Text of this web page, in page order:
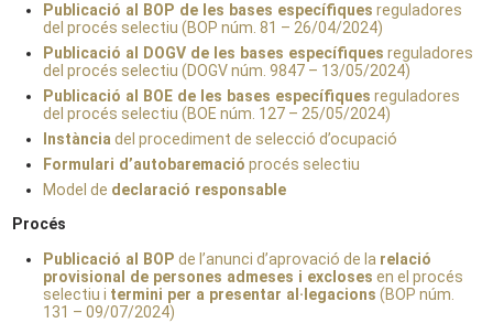
Publicació al BOP de les bases específiques reguladores
del procés selectiu (BOP núm. 81 – 26/04/2024)
Publicació al DOGV de les bases específiques reguladores
del procés selectiu (DOGV núm. 9847 – 13/05/2024)
Publicació al BOE de les bases específiques reguladores
del procés selectiu (BOE núm. 127 – 25/05/2024)
Instància del procediment de selecció d’ocupació
Formulari d’autobaremació procés selectiu
Model de declaració responsable
Procés
Publicació al BOP de l’anunci d’aprovació de la relació
provisional de persones admeses i excloses en el procés
selectiu i termini per a presentar al·legacions (BOP núm.
131 – 09/07/2024)